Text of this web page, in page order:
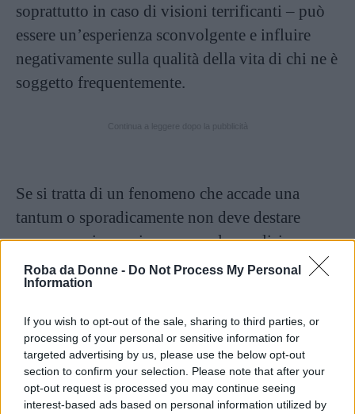
Roba da Donne - Do Not Process My Personal
Information
If you wish to opt-out of the sale, sharing to third parties, or
processing of your personal or sensitive information for
targeted advertising by us, please use the below opt-out
section to confirm your selection. Please note that after your
opt-out request is processed you may continue seeing
interest-based ads based on personal information utilized by
soprattutto in caso di visioni terrificanti – può
essere un’esperienza sconvolgente e influire
negativamente sulla qualità della vita di chi ne è
soggetto frequentemente.
Se si tratta di un fenomeno che accade una
tantum o sporadicamente non deve destare
preoccupazione; viceversa, se le paralisi
notturne si presentano con regolarità è
importante parlarne con uno specialista per
trattarle.
Paralisi nel sonno: come si
curano?